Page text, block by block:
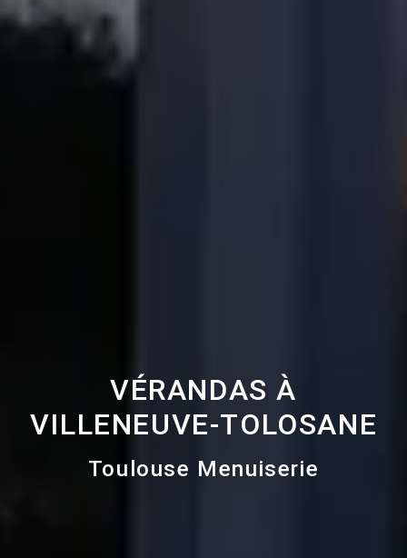
VÉRANDAS À
VILLENEUVE-TOLOSANE
Toulouse Menuiserie